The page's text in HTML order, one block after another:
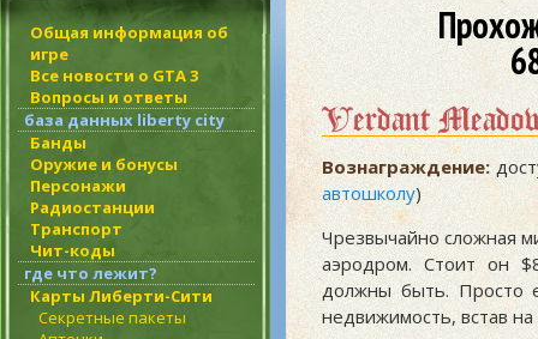
Общая информация об
игре
Все новости о GTA 3
Вопросы и ответы
база данных liberty city
Банды
Оружие и бонусы
Персонажи
Радиостанции
Транспорт
Чит-коды
где что лежит?
Карты Либерти-Сити
Секретные пакеты
Verdant
Вознаграждение:
автошколу)
Чрезвычайно сложная
аэродром. Стоит он
должны быть. Просто
недвижимость, встав